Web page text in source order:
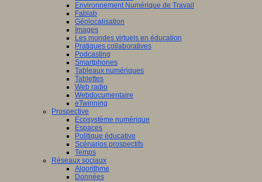
Environnement Numérique de Travail
Fablab
Géolocalisation
Images
Les mondes virtuels en éducation
Pratiques collaboratives
Podcasting
Smartphones
Tableaux numériques
Tablettes
Web radio
Webdocumentaire
eTwinning
Prospective
Ecosystème numérique
Espaces
Politique éducative
Scénarios prospectifs
Temps
Réseaux sociaux
Algorithme
Données